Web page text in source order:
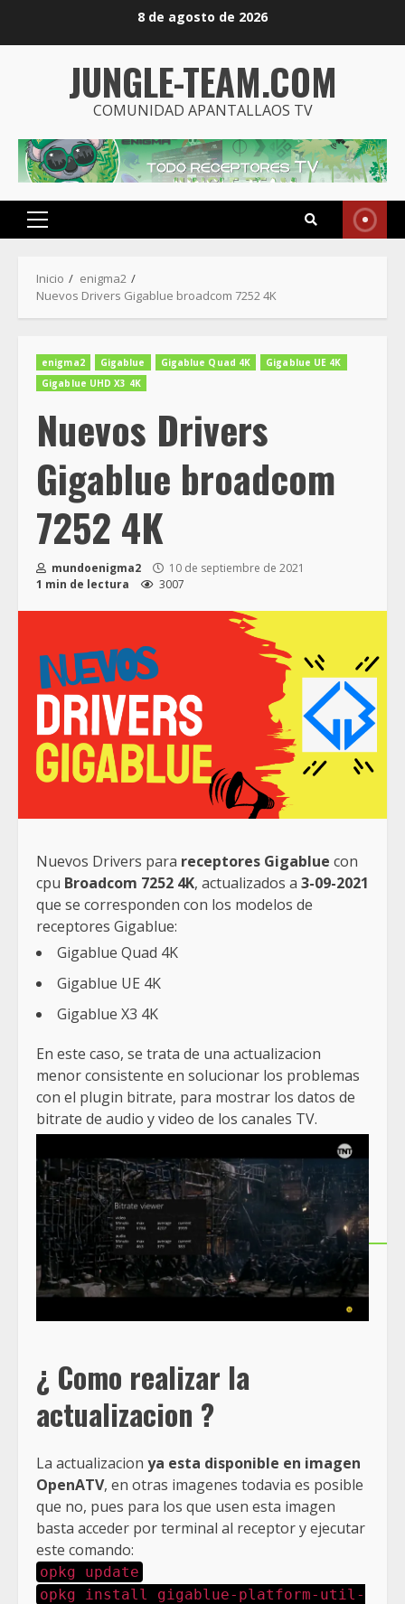
8 de agosto de 2026
JUNGLE-TEAM.COM
COMUNIDAD APANTALLAOS TV
Menú
Inicio
enigma2
Nuevos Drivers Gigablue broadcom 7252 4K
enigma2 Gigablue Gigablue Quad 4K
Gigablue UE 4K
Gigablue UHD X3 4K
Nuevos Drivers
Gigablue broadcom
7252 4K
mundoenigma2
10 de septiembre de 2021
1 min de lectura
3007
Nuevos Drivers para receptores Gigablue con
cpu Broadcom 7252 4K, actualizados a 3-09-2021
que se corresponden con los modelos de
receptores Gigablue:
Gigablue Quad 4K
Gigablue UE 4K
Gigablue X3 4K
En este caso, se trata de una actualizacion
menor consistente en solucionar los problemas
con el plugin bitrate, para mostrar los datos de
bitrate de audio y video de los canales TV.
¿ Como realizar la
actualizacion ?
La actualizacion ya esta disponible en imagen
OpenATV, en otras imagenes todavia es posible
que no, pues para los que usen esta imagen
basta acceder por terminal al receptor y ejecutar
este comando:
opkg update
opkg install gigablue-platform-util-